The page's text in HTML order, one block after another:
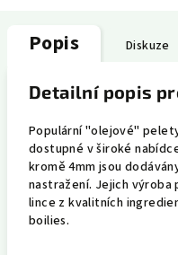
Popis Diskuze
Detailní popis
Populární "olejové"
dostupné v široké
kromě 4mm jsou
nastražení. Jejich výroba
lince z kvalitních
boilies.